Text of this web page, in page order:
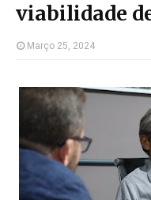
viabilidade
Março 25, 2024